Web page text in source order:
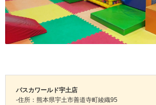
パスカワールド宇土店
-住所：熊本県宇土市善道寺町綾織95